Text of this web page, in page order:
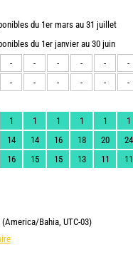
du 1er mars au 31 juillet
du 1er janvier au 30 juin
- - - - -
-
- - - - - -
1 1 1 1 1
1
14 14 16 18 20
24
16 15 15 13 11 11
Bahia, UTC-03)